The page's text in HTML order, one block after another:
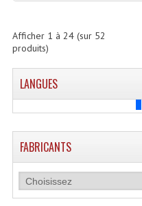
Afficher 1 à 24(sur 52
produits)
LANGUES
FABRICANTS